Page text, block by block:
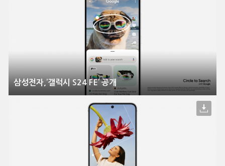
삼성전자,’갤럭시 S24 FE’ 공개